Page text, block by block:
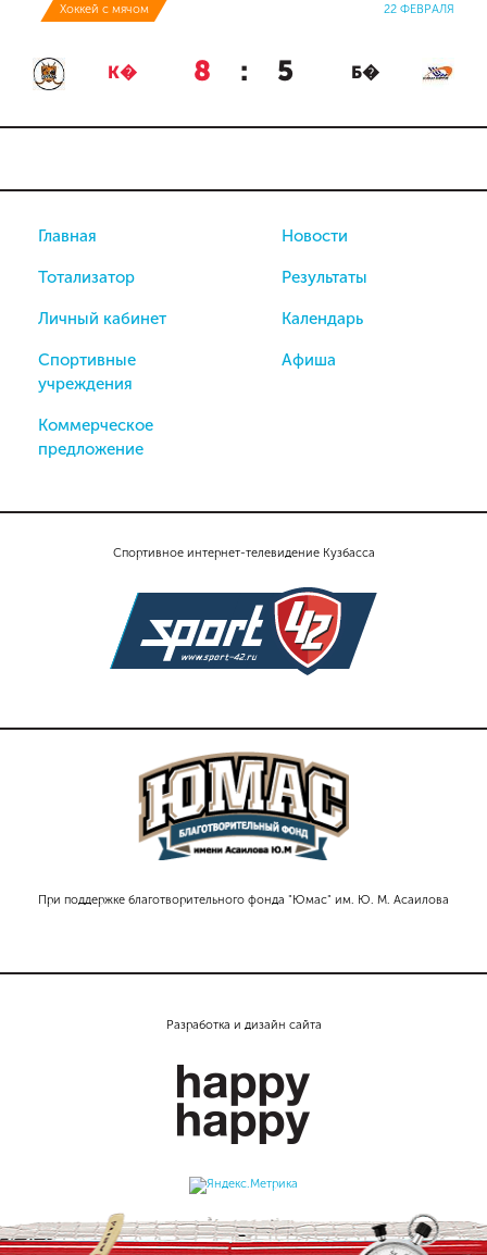
Хоккей с мячом 22 ФЕВРАЛЯ
К� 8 : 5 Б�
Спортивное интернет-телевидение Кузбасса
При поддержке благотворительного фонда "Юмас" им. Ю. М. Асаилова
Главная
Тотализатор
Личный кабинет
Спортивные
учреждения
Коммерческое
предложение
Новости
Результаты
Календарь
Афиша
Разработка и дизайн сайта